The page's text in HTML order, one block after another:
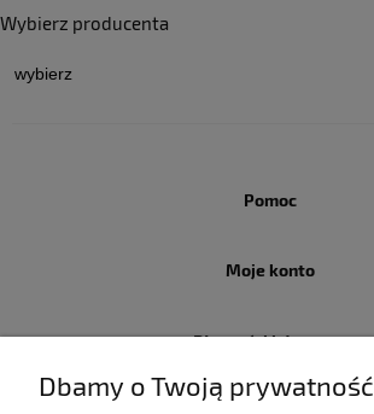
Wybierz producenta
Pomoc
Moje konto
Płatności i dostawa
Dbamy o Twoją prywatność